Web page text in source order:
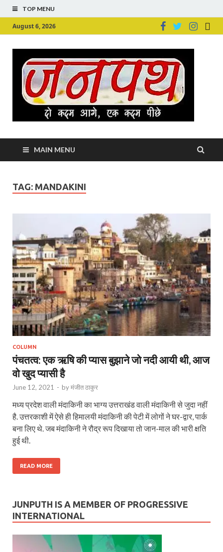
TOP MENU
August 6, 2026
MAIN MENU
TAG: MANDAKINI
COLUMN
पंचतत्व: एक ऋषि की प्यास बुझाने जो नदी आयी थी, आज
वो खुद प्यासी है
June 12, 2021 - byमंजीत ठाकुर
मध्य प्रदेश वाली मंदाकिनी का भाग्य उत्तराखंड वाली मंदाकिनी से जुदा नहीं
है. उत्तरकाशी में ऐसे ही हिमालयी मंदाकिनी की पेटी में लोगों ने घर-द्वार, पार्क
बना लिए थे. जब मंदाकिनी ने रौद्र रूप दिखाया तो जान-माल की भारी क्षति
हुई थी.
READ MORE
JUNPUTH IS A MEMBER OF PROGRESSIVE
INTERNATIONAL